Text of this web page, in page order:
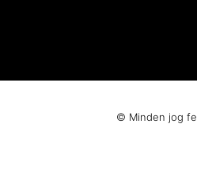
© Minden jog